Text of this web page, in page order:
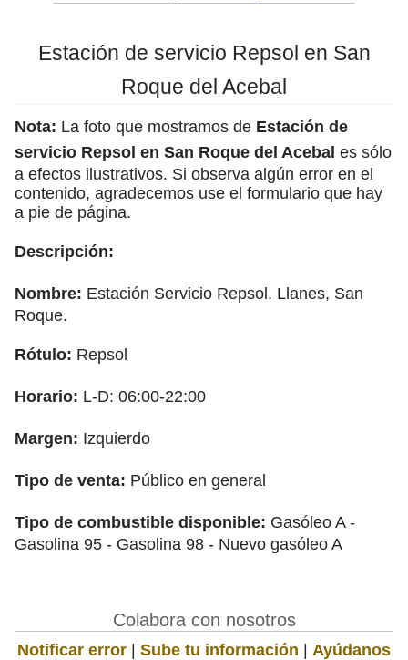
Estación de servicio Repsol en San
Roque del Acebal
Nota: La foto que mostramos de Estación de
servicio Repsol en San Roque del Acebal es sólo
a efectos ilustrativos. Si observa algún error en el
contenido, agradecemos use el formulario que hay
a pie de página.
Descripción:
Nombre: Estación Servicio Repsol. Llanes, San
Roque.
Rótulo: Repsol
Horario: L-D: 06:00-22:00
Margen: Izquierdo
Tipo de venta: Público en general
Tipo de combustible disponible: Gasóleo A -
Gasolina 95 - Gasolina 98 - Nuevo gasóleo A
Colabora con nosotros
Notificar error | Sube tu información | Ayúdanos